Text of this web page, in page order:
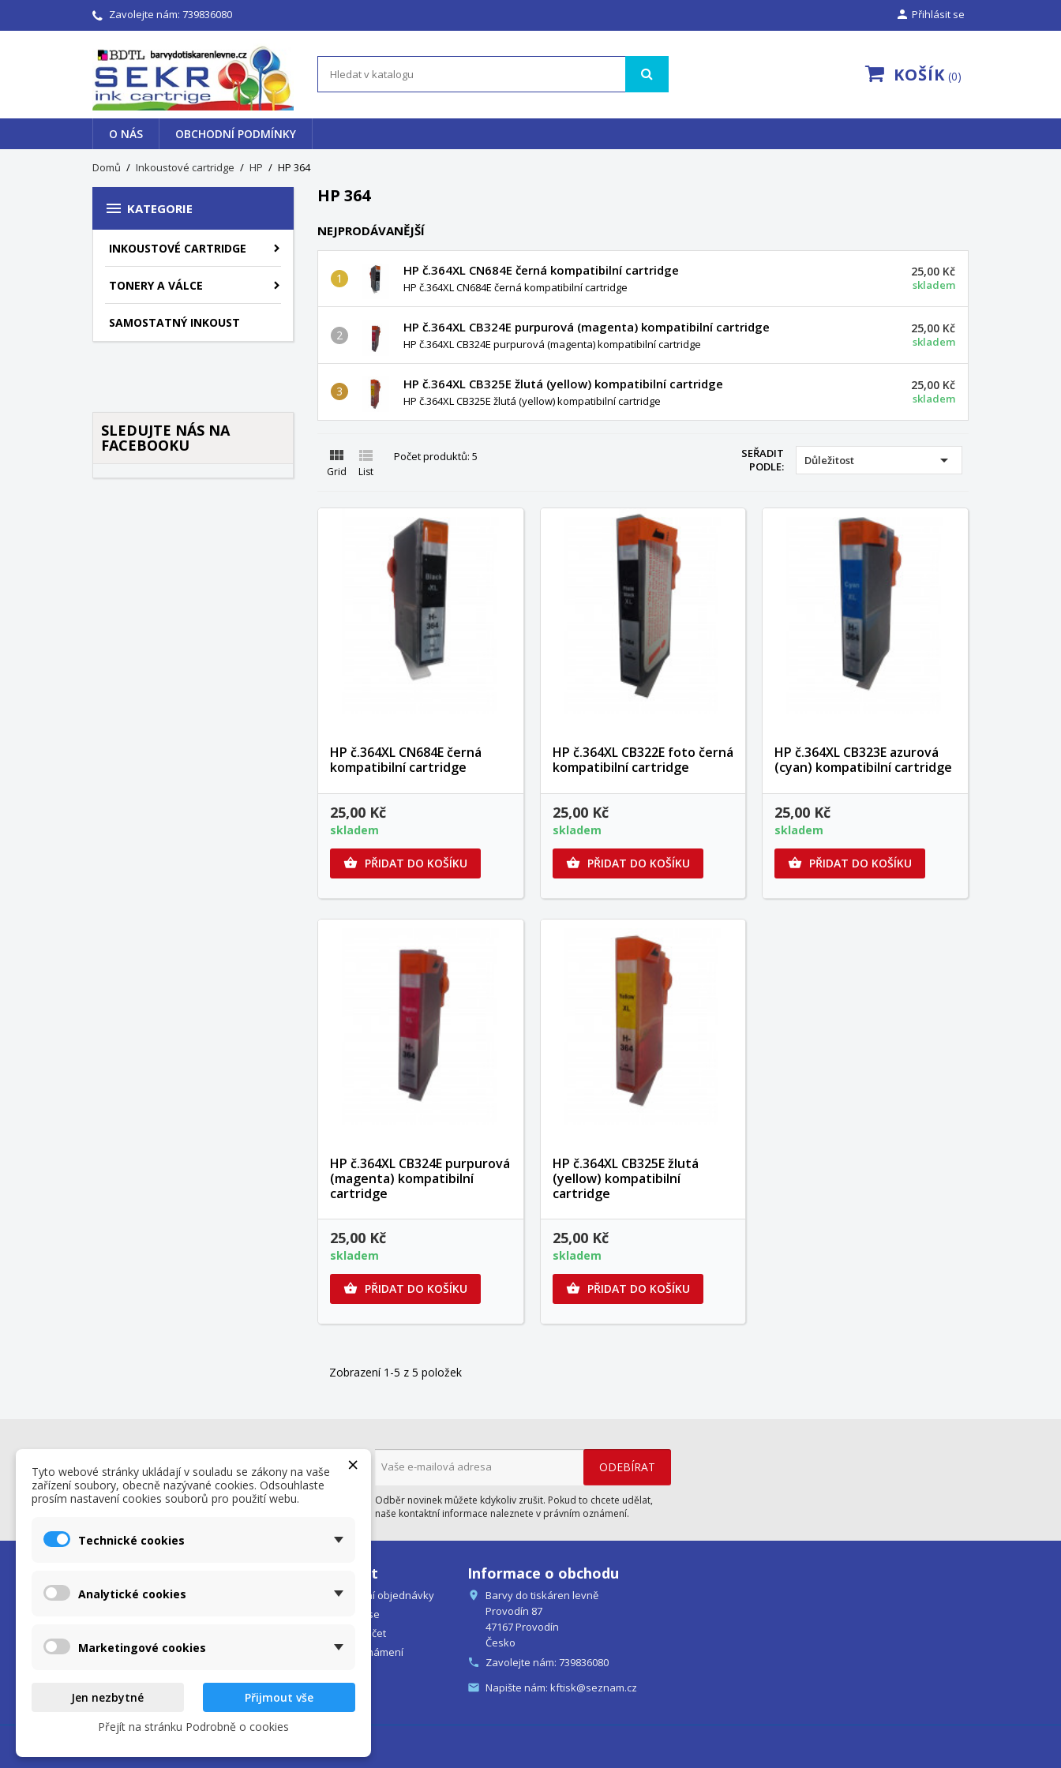
Zavolejte nám: 739836080  Přihlásit se
KOŠÍK 0
O NÁS OBCHODNÍ PODMÍNKY
Domů Inkoustové cartridge HP HP 364
 KATEGORIE
INKOUSTOVÉ CARTRIDGE
TONERY A VÁLCE
SAMOSTATNÝ INKOUST
SLEDUJTE NÁS NA
FACEBOOKU
HP 364
NEJPRODÁVANĚJŠÍ
HP č.364XL CN684E černá kompatibilní cartridge
HP č.364XL CN684E černá kompatibilní cartridge
25,00 Kč
skladem
HP č.364XL CB324E purpurová (magenta) kompatibilní cartridge
HP č.364XL CB324E purpurová (magenta) kompatibilní cartridge
25,00 Kč
skladem
HP č.364XL CB325E žlutá (yellow) kompatibilní cartridge
HP č.364XL CB325E žlutá (yellow) kompatibilní cartridge
25,00 Kč
skladem

Grid

List
Počet produktů: 5
SEŘADIT
PODLE:
Důležitost 
HP č.364XL CN684E černá
kompatibilní cartridge
25,00 Kč
skladem
 PŘIDAT DO KOŠÍKU
HP č.364XL CB322E foto černá
kompatibilní cartridge
25,00 Kč
skladem
 PŘIDAT DO KOŠÍKU
HP č.364XL CB323E azurová
(cyan) kompatibilní cartridge
25,00 Kč
skladem
 PŘIDAT DO KOŠÍKU
HP č.364XL CB324E purpurová
(magenta) kompatibilní
cartridge
25,00 Kč
skladem
 PŘIDAT DO KOŠÍKU
HP č.364XL CB325E žlutá
(yellow) kompatibilní
cartridge
25,00 Kč
skladem
 PŘIDAT DO KOŠÍKU
Zobrazení 1-5 z 5 položek
Získejte nejnovější novinky a speciální
slevy
Odběr novinek můžete kdykoliv zrušit. Pokud to chcete udělat,
naše kontaktní informace naleznete v právním oznámení.
Váš účet
Sledování objednávky
Přihlásit se
Vytvořit účet
Moje oznámení
Informace o obchodu

Barvy do tiskáren levně
Provodín 87
47167 Provodín
Česko
 Zavolejte nám: 739836080
 Napište nám: kftisk@seznam.cz
×
Tyto webové stránky ukládají v souladu se zákony na vaše
zařízení soubory, obecně nazývané cookies. Odsouhlaste
prosím nastavení cookies souborů pro použití webu.
Technické cookies
Analytické cookies
Marketingové cookies
Jen nezbytné
Přijmout vše
Přejít na stránku Podrobně o cookies